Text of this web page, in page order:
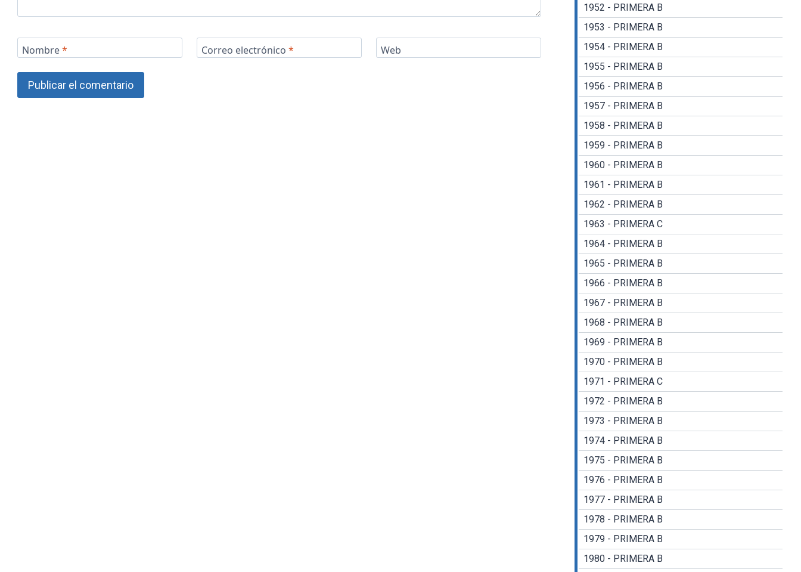
Nombre* Correo electrónico * Web
1952 - PRIMERA B
1953 - PRIMERA B
1954 - PRIMERA B
1955 - PRIMERA B
1956 - PRIMERA B
1957 - PRIMERA B
1958 - PRIMERA B
1959 - PRIMERA B
1960 - PRIMERA B
1961 - PRIMERA B
1962 - PRIMERA B
1963 - PRIMERA C
1964 - PRIMERA B
1965 - PRIMERA B
1966 - PRIMERA B
1967 - PRIMERA B
1968 - PRIMERA B
1969 - PRIMERA B
1970 - PRIMERA B
1971 - PRIMERA C
1972 - PRIMERA B
1973 - PRIMERA B
1974 - PRIMERA B
1975 - PRIMERA B
1976 - PRIMERA B
1977 - PRIMERA B
1978 - PRIMERA B
1979 - PRIMERA B
1980 - PRIMERA B